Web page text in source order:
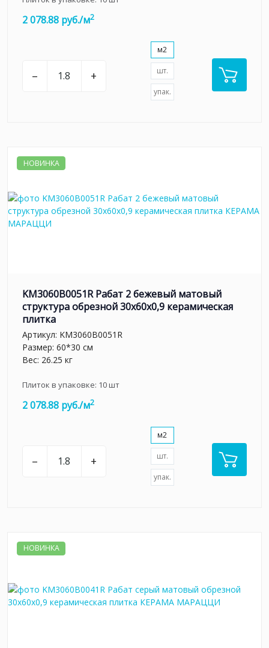
2 078.88 руб./м2
– +
м2
шт.
упак.
НОВИНКА
KM3060B0051R Рабат 2 бежевый матовый
структура обрезной 30x60x0,9 керамическая
плитка
Артикул: KM3060B0051R
Размер: 60*30 см
Вес: 26.25 кг
Плиток в упаковке: 10шт
2 078.88 руб./м2
– +
м2
шт.
упак.
НОВИНКА